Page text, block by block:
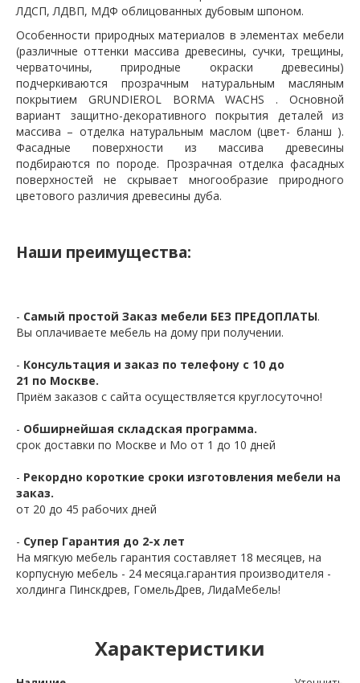
ЛДСП, ЛДВП, МДФ облицованных дубовым шпоном.
Особенности природных материалов в элементах мебели
(различные оттенки массива древесины, сучки, трещины,
черваточины, природные окраски древесины)
подчеркиваются прозрачным натуральным масляным
покрытием GRUNDIEROL BORMA WACHS . Основной
вариант защитно-декоративного покрытия деталей из
массива – отделка натуральным маслом (цвет- бланш ).
Фасадные поверхности из массива древесины
подбираются по породе. Прозрачная отделка фасадных
поверхностей не скрывает многообразие природного
цветового различия древесины дуба.
Наши преимущества:
- Самый простой Заказ мебели БЕЗ ПРЕДОПЛАТЫ.
Вы оплачиваете мебель на дому при получении.
- Консультация и заказ по телефону с 10 до
21 по Москве.
Приём заказов с сайта осуществляется круглосуточно!
- Обширнейшая складская программа.
срок доставки по Москве и Мо от 1 до 10 дней
- Рекордно короткие сроки изготовления мебели на
заказ.
от 20 до 45 рабочих дней
- Супер Гарантия до 2-х лет
На мягкую мебель гарантия составляет 18 месяцев, на
корпусную мебель - 24 месяца.гарантия производителя -
холдинга Пинскдрев, ГомельДрев, ЛидаМебель!
Характеристики